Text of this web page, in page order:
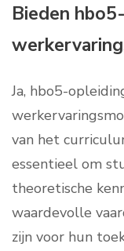
Bieden
Ja, hbo5-
van het
essentieel om
theoretische
waardevolle
zijn voor hun